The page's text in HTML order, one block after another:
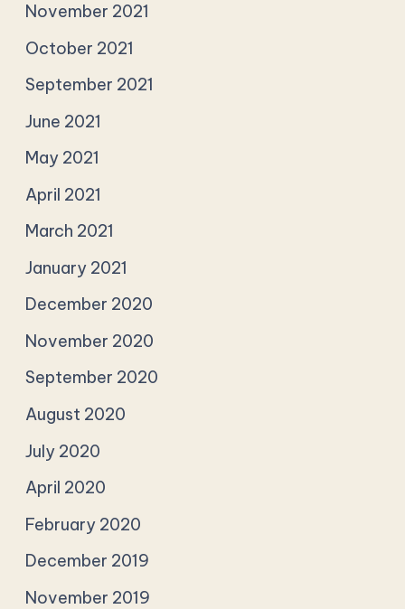
November 2021
October 2021
September 2021
June 2021
May 2021
April 2021
March 2021
January 2021
December 2020
November 2020
September 2020
August 2020
July 2020
April 2020
February 2020
December 2019
November 2019